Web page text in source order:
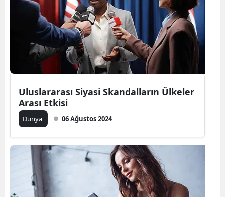
Uluslararası Siyasi Skandalların Ülkeler
Arası Etkisi
Dünya 06 Ağustos 2024